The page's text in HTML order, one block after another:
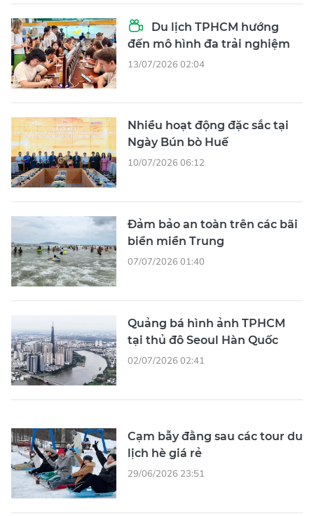
Du lịch TPHCM hướng
đến mô hình đa trải nghiệm
13/07/2026 02:04
Nhiều hoạt động đặc sắc tại
Ngày Bún bò Huế
10/07/2026 06:12
Đảm bảo an toàn trên các bãi
biển miền Trung
07/07/2026 01:40
Quảng bá hình ảnh TPHCM
tại thủ đô Seoul Hàn Quốc
02/07/2026 02:41
Cạm bẫy đằng sau các tour du
lịch hè giá rẻ
29/06/2026 23:51